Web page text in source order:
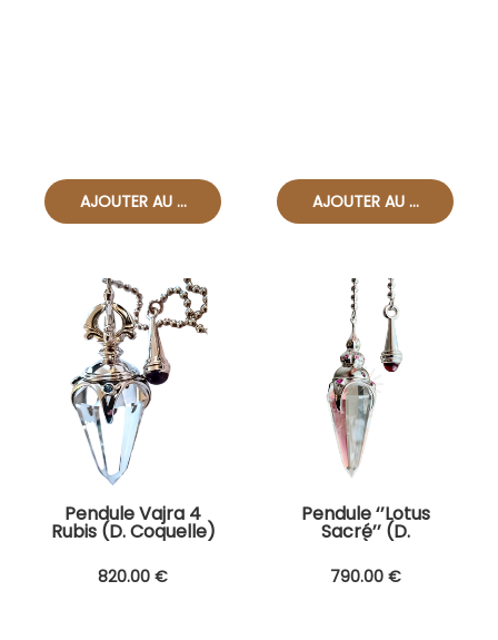
Pendule Vajra 4
Rubis (D. Coquelle)
820.00 €
Pendule ‘’Lotus
Sacré’’ (D.
Coquelle) Rupture
dispo Octobre 2026
790.00 €